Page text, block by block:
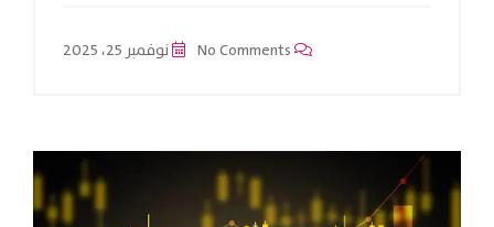
نوفمبر 25، 2025